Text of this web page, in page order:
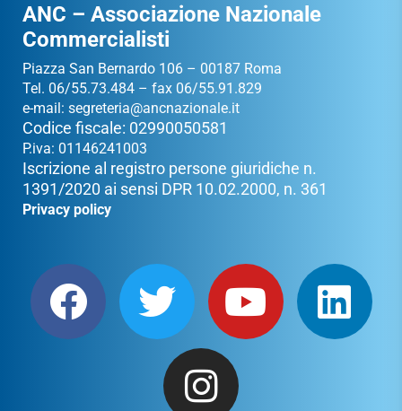
ANC – Associazione Nazionale
Commercialisti
Piazza San Bernardo 106 – 00187 Roma
Tel. 06/55.73.484 – fax 06/55.91.829
e-mail: segreteria@ancnazionale.it
Codice fiscale: 02990050581
P.iva: 01146241003
Iscrizione al registro persone giuridiche n.
1391/2020 ai sensi DPR 10.02.2000, n. 361
Privacy policy